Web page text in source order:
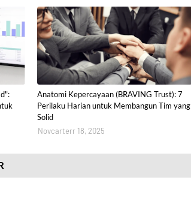
Anatomi Kepercayaan (BRAVING Trust): 7
Perilaku Harian untuk Membangun Tim yang
Solid
Novcarterr 18, 2025